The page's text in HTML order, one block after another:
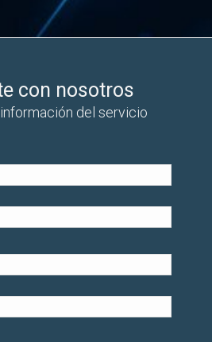
con nosotros
del servicio